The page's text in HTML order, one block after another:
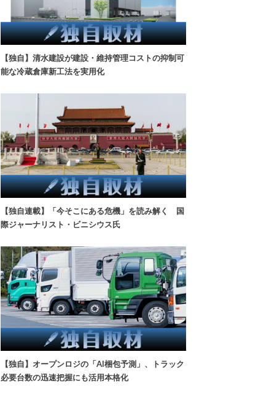
【独自】清水建設が建設・維持管理コストの抑制可
能な冷蔵倉庫新工法を実用化
【独自連載】「今そこにある危機」を読み解く 国
際ジャーナリスト・ビニシウス氏
【独自】オープンロジの「AI梱包予測」、トラック
必要台数の迅速把握にも活用本格化